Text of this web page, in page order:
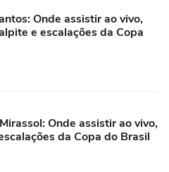
Onde assistir ao vivo,
e escalações da Copa
Onde assistir ao vivo,
da Copa do Brasil